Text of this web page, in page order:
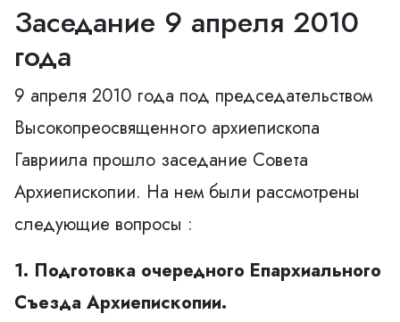
Заседание 9 апреля 2010
года
9 апреля 2010 года под председательством
Высокопреосвященного архиепископа
Гавриила прошло заседание Cовета
Архиепископии. На нем были рассмотрены
следующие вопросы :
1. Подготовка очередного Епархиального
Съезда Архиепископии.